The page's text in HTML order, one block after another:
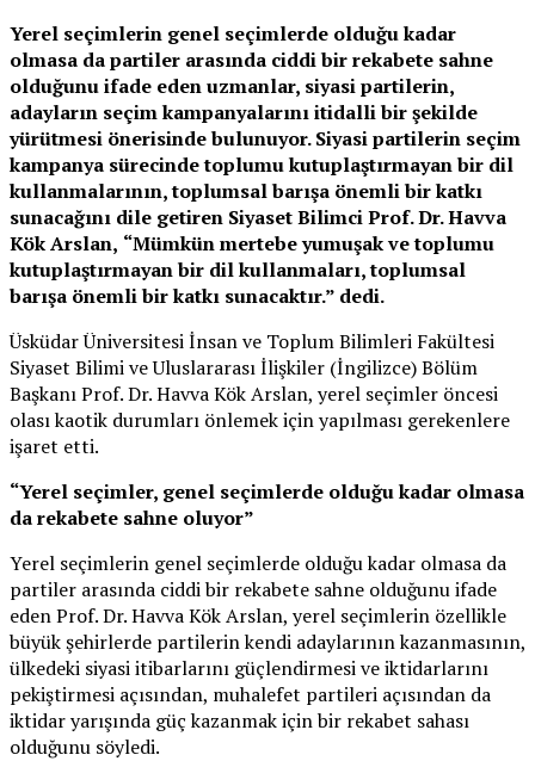
Yerel seçimlerin genel seçimlerde olduğu kadar
olmasa da partiler arasında ciddi bir rekabete sahne
olduğunu ifade eden uzmanlar, siyasi partilerin,
adayların seçim kampanyalarını itidalli bir şekilde
yürütmesi önerisinde bulunuyor. Siyasi partilerin seçim
kampanya sürecinde toplumu kutuplaştırmayan bir dil
kullanmalarının, toplumsal barışa önemli bir katkı
sunacağını dile getiren Siyaset Bilimci Prof. Dr. Havva
Kök Arslan, “Mümkün mertebe yumuşak ve toplumu
kutuplaştırmayan bir dil kullanmaları, toplumsal
barışa önemli bir katkı sunacaktır.” dedi.
Üsküdar Üniversitesi İnsan ve Toplum Bilimleri Fakültesi
Siyaset Bilimi ve Uluslararası İlişkiler (İngilizce) Bölüm
Başkanı Prof. Dr. Havva Kök Arslan, yerel seçimler öncesi
olası kaotik durumları önlemek için yapılması gerekenlere
işaret etti.
“Yerel seçimler, genel seçimlerde olduğu kadar olmasa
da rekabete sahne oluyor”
Yerel seçimlerin genel seçimlerde olduğu kadar olmasa da
partiler arasında ciddi bir rekabete sahne olduğunu ifade
eden Prof. Dr. Havva Kök Arslan, yerel seçimlerin özellikle
büyük şehirlerde partilerin kendi adaylarının kazanmasının,
ülkedeki siyasi itibarlarını güçlendirmesi ve iktidarlarını
pekiştirmesi açısından, muhalefet partileri açısından da
iktidar yarışında güç kazanmak için bir rekabet sahası
olduğunu söyledi.